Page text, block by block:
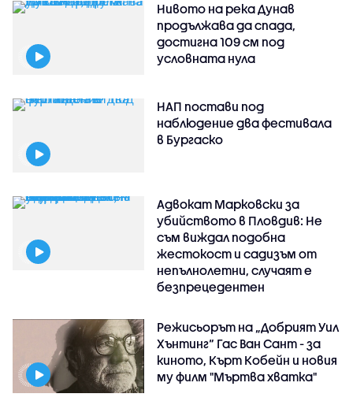
Нивото на река Дунав
продължава да спада,
достигна 109 см под
условната нула
НАП постави под
наблюдение два фестивала
в Бургаско
Адвокат Марковски за
убийството в Пловдив: Не
съм виждал подобна
жестокост и садизъм от
непълнолетни, случаят е
безпрецедентен
Режисьорът на „Добрият Уил
Хънтинг“ Гас Ван Сант - за
киното, Кърт Кобейн и новия
му филм "Мъртва хватка"